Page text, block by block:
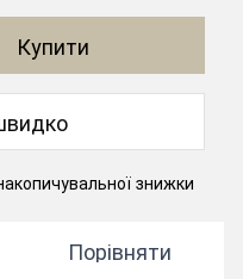
Купити
знижки
Порівняти